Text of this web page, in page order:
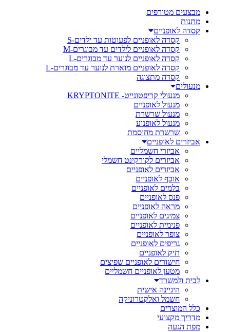
מבצעים מטורפים
מתנות
קסדה לאופניים
קסדה לאופניים לפעוטות עד ילדים-S
קסדה לאופניים לילדים עד מבוגרים-M
קסדה לאופניים לנוער עד מבוגרים-L
קסדה לאופניים מוארת לנוער עד מבוגרים-L
קסדה מתצוגה
מנעולים
מנעולי קריפטונייט- KRYPTONITE
מנעול לאופניים
מנעול שרשרת
מנעול לאופנוע
שרשרת מחוסמת
אביזרים לאופניים
אביזרי חשמליים
אביזרים לקורקינט חשמלי
אביזרים לאופניים
אוכף לאופניים
בלמים לאופניים
פנס לאופניים
מראה לאופניים
צמיגים לאופניים
פנימית לאופניים
צופר לאופניים
גריפים לאופניים
תיק לאופניים
חישורים לאופניים שפיצים
מטען לאופניים חשמליים
לבית ולמשרד
היגיינה אישית
חשמל ואלקטרוניקה
כלל המוצרים
מדריך מקצועי
מפת הגעה